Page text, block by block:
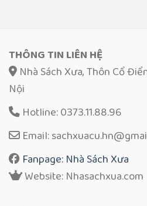
THÔNG TIN LIÊN HỆ
Nhà Sách Xưa, Thôn Cổ
Nội
Hotline: 0373.11.88.96
Email:
Fanpage: Nhà Sách Xưa
Website: Nhasachxua.com